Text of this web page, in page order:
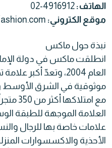
الهاتف: 02-4916912
موقع الكتروني:
نبذة حول ماكس
انطلقت ماكس في دولة
العام 2004، وتعدّ أكبر
موثوقية في الشرق الأوسط
العلامة الموجهة للطبقة
علامات خاصة بها للرجال
الأحذية والاكسسوارات